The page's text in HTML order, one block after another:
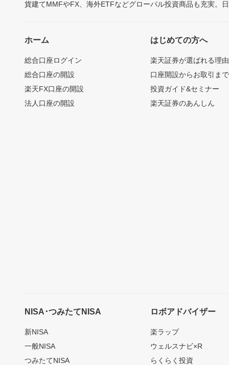
貨建てMMFやFX、海外ETFなどグローバル投資商品も充実。
ホーム
総合口座ログイン
総合口座の開設
楽天FX口座の開設
法人口座の開設
はじめての方へ
楽天証券が選ばれる理由
口座開設からお取引ま
投資ガイド&セミナー
楽天証券のあんしん
NISA･つみたてNISA
新NISA
一般NISA
つみたてNISA
ロボアドバイザー
楽ラップ
ウェルスナビ×R
らくらく投資